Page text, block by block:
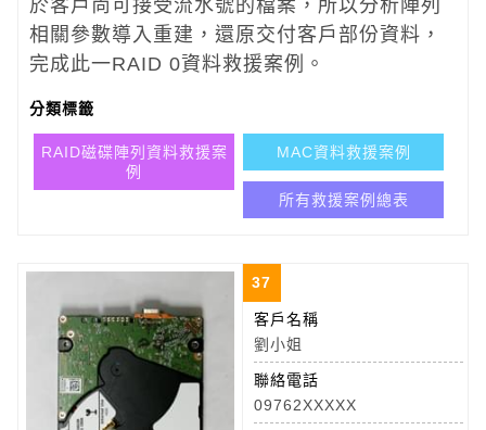
於客戶尚可接受流水號的檔案，所以分析陣列
相關參數導入重建，還原交付客戶部份資料，
完成此一RAID 0資料救援案例。
分類標籤
RAID磁碟陣列資料救援案
例
MAC資料救援案例
所有救援案例總表
37
客戶名稱
劉小姐
聯絡電話
09762XXXXX